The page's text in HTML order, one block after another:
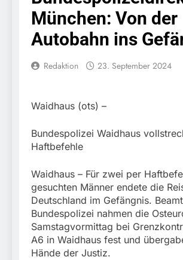
Knopfdruck /
Festnahme nach
sexueller
München:
kontrolliert
Verkehr /
7. August 2026
München:
Ungarn mit
Bamberg
HZA-R: Zoll
Euro
Ermittlungen der
Finanzkontrolle
Schwarzarbeit
rechtskräftiger
Verurteilung
Betrugs
München:
gesuchtes
kriminellen
geht ins Netz –
Bundespolizei
europäischen
6. August 2026
München:
5. August 2026
München: Von der
Autobahn ins
Redaktion 23. September 2024
Waidhaus (ots) –
Bundespolizei Waidhaus
Haftbefehle
Waidhaus – Für zwei per
gesuchten Männer endete die
Deutschland im Gefängnis.
Bundespolizei nahmen die
Samstagvormittag bei
A6 in Waidhaus fest und
Hände der Justiz.